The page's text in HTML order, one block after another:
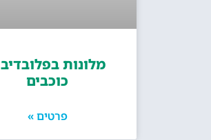
כוכבים
פרטים »